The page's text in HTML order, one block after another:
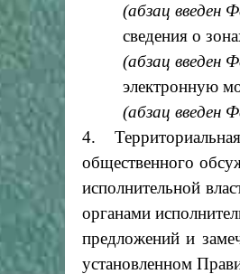
(абзац введен
сведения о
(абзац введен
электронную
(абзац введен
4.
общественного
исполнительной
органами
предложений и
установленном